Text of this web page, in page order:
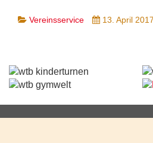
Vereinsservice 13. April 2017